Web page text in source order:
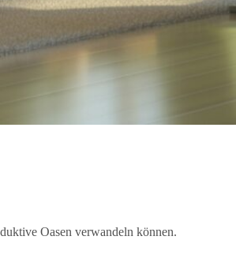
Oasen verwandeln können.